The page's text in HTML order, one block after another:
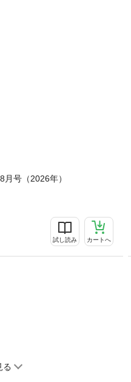
月号（2026年）
試し読み カートへ
る